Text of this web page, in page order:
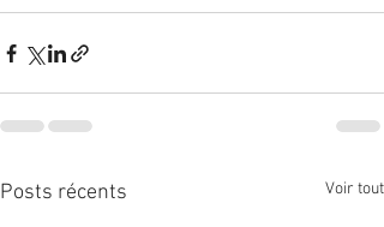
Posts récents Voir tout